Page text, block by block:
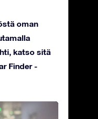
oman
katso sitä
Finder -